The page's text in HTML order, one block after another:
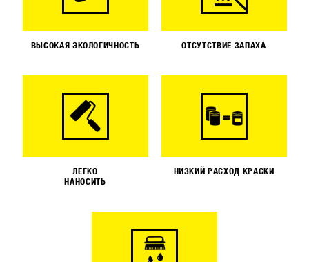
ВЫСОКАЯ ЭКОЛОГИЧНОСТЬ ОТСУТСТВИЕ ЗАПАХА
ЛЕГКО
НАНОСИТЬ
НИЗКИЙ РАСХОД КРАСКИ